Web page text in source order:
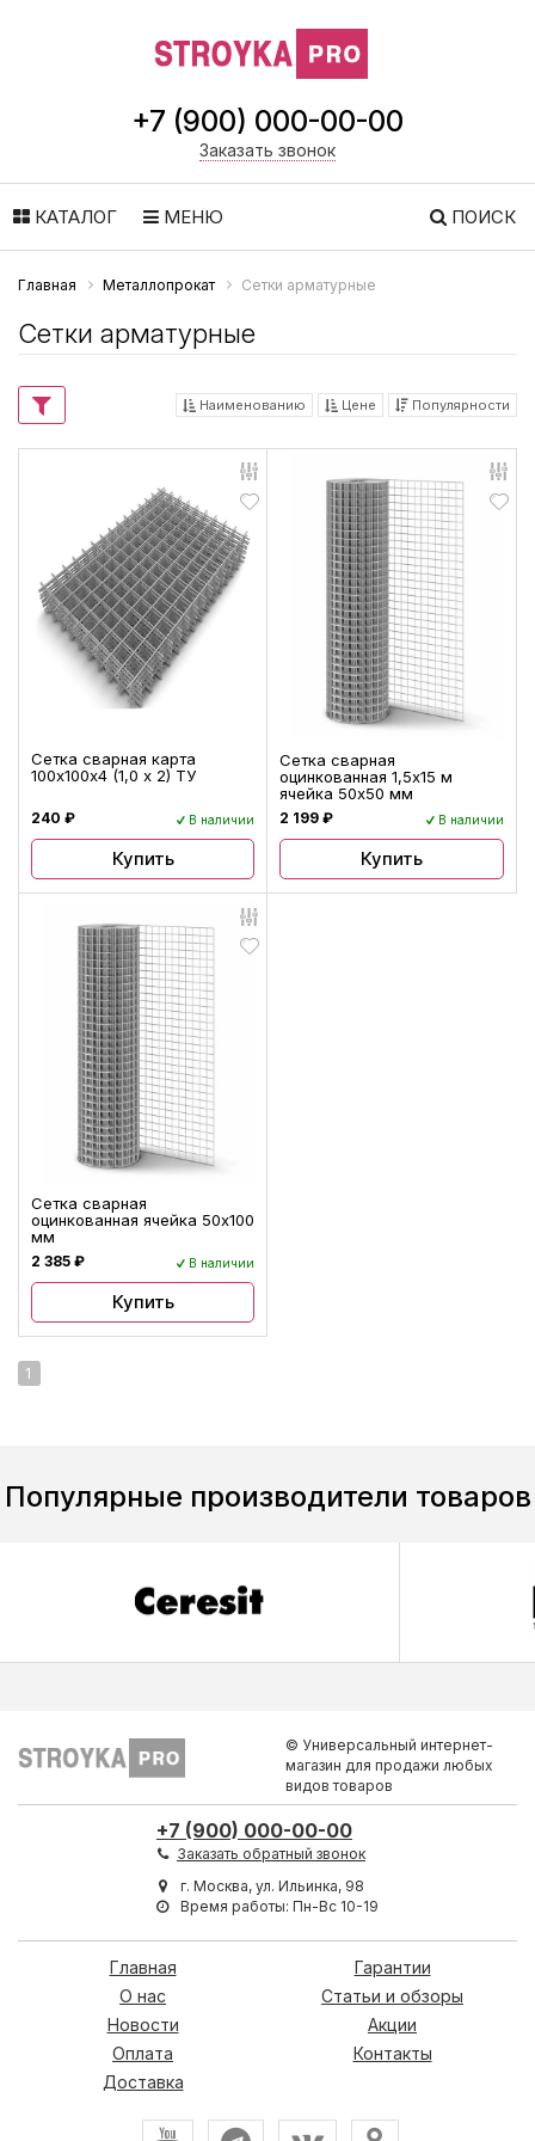
+7 (900) 000-00-00
Заказать звонок
КАТАЛОГ МЕНЮ ПОИСК
Главная Металлопрокат Сетки арматурные
Сетки арматурные
Наименованию Цене Популярности
Сетка сварная карта
100х100х4 (1,0 х 2) ТУ
240 ₽ В наличии
Купить
Сетка сварная
оцинкованная 1,5х15 м
ячейка 50х50 мм
2 199 ₽ В наличии
Купить
Сетка сварная
оцинкованная ячейка 50х100
мм
2 385 ₽ В наличии
Купить
1
Популярные производители товаров
© Универсальный интернет-
магазин для продажи любых
видов товаров
+7 (900) 000-00-00
Заказать обратный звонок
г. Москва, ул. Ильинка, 98
Время работы: Пн-Вс 10-19
Главная
О нас
Новости
Оплата
Доставка
Гарантии
Статьи и обзоры
Акции
Контакты